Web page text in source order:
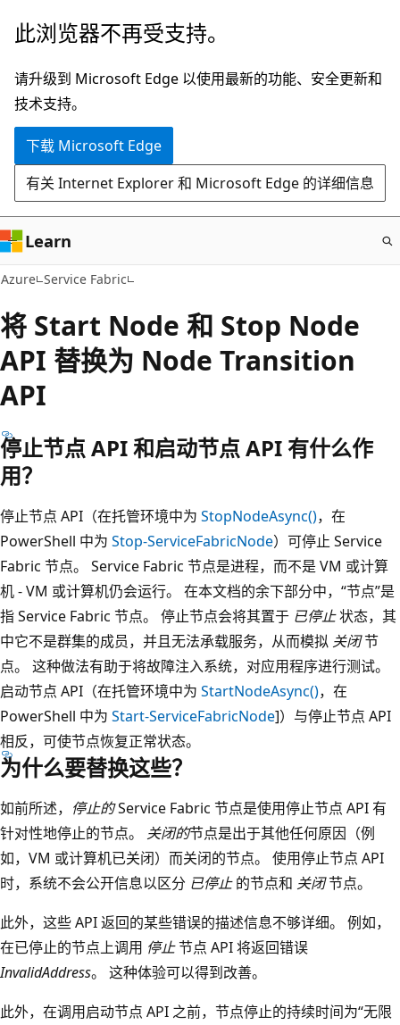
跳
主
要
内
此浏览器不再受支持。
请升级到 Microsoft Edge 以使用最新的功能、安全更新和
技术支持。
下载 Microsoft Edge
有关 Internet Explorer 和 Microsoft Edge 的详细信息
Learn
Azure Service Fabric
将 Start Node 和 Stop Node
API 替换为 Node Transition
API
停止节点 API 和启动节点 API 有什么作
用？
停止节点 API（在托管环境中为 StopNodeAsync()，在
PowerShell 中为 Stop-ServiceFabricNode）可停止 Service
Fabric 节点。 Service Fabric 节点是进程，而不是 VM 或计算
机 - VM 或计算机仍会运行。 在本文档的余下部分中，“节点”是
指 Service Fabric 节点。 停止节点会将其置于 已停止状态，其
中它不是群集的成员，并且无法承载服务，从而模拟 关闭节
点。 这种做法有助于将故障注入系统，对应用程序进行测试。
启动节点 API（在托管环境中为 StartNodeAsync()，在
PowerShell 中为 Start-ServiceFabricNode]）与停止节点 API
相反，可使节点恢复正常状态。
为什么要替换这些？
如前所述， 停止的Service Fabric 节点是使用停止节点 API 有
针对性地停止的节点。 关闭的节点是出于其他任何原因（例
如，VM 或计算机已关闭）而关闭的节点。 使用停止节点 API
时，系统不会公开信息以区分 已停止的节点和 关闭节点。
此外，这些 API 返回的某些错误的描述信息不够详细。 例如，
在已停止的节点上调用 停止节点 API 将返回错误
InvalidAddress。 这种体验可以得到改善。
此外，在调用启动节点 API 之前，节点停止的持续时间为“无限